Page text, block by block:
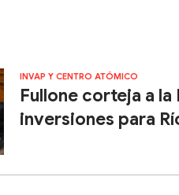
INVAP Y CENTRO ATÓMICO
Fullone corteja a
inversiones para